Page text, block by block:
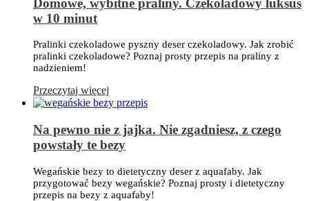
Domowe, wybitne praliny. Czekoladowy luksus
w 10 minut
Pralinki czekoladowe pyszny deser czekoladowy. Jak zrobić
pralinki czekoladowe? Poznaj prosty przepis na praliny z
nadzieniem!
Przeczytaj więcej
Na pewno nie z jajka. Nie zgadniesz, z czego
powstały te bezy
Wegańskie bezy to dietetyczny deser z aquafaby. Jak
przygotować bezy wegańskie? Poznaj prosty i dietetyczny
przepis na bezy z aquafaby!